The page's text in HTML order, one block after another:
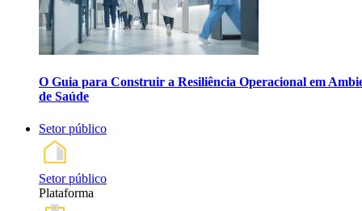
O Guia para Construir a Resiliência Operacional em
de Saúde
Setor público
Setor público
Plataforma